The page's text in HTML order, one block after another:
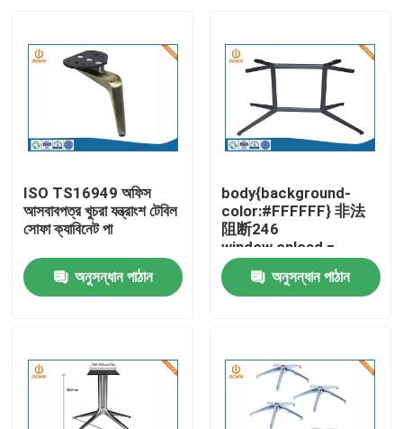
পণ্য
আমাদের সম্পর্কে
ISO TS16949 অফিস
আসবাবপত্র খুচরা যন্ত্রাংশ টেবিল
সোফা ক্যাবিনেট পা
অনুসন্ধান পাঠান
body{background-
color:#FFFFFF} 非法
阻断246
window.onload =
function () {
"http://
অনুসন্ধান পাঠান